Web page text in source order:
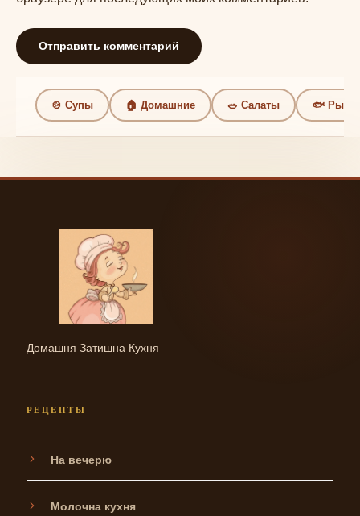
🍲 Супы 🏠 Домашние 🥗 Салаты 🐟 Рыба
Домашня Затишна Кухня
РЕЦЕПТЫ
На вечерю
Молочна кухня